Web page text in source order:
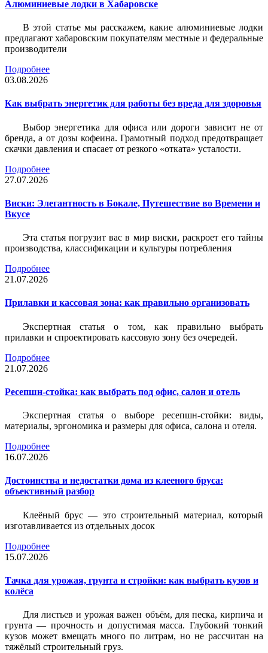
Алюминиевые лодки в Хабаровске
В этой статье мы расскажем, какие алюминиевые лодки
предлагают хабаровским покупателям местные и федеральные
производители
Подробнее
03.08.2026
Как выбрать энергетик для работы без вреда для здоровья
Выбор энергетика для офиса или дороги зависит не от
бренда, а от дозы кофеина. Грамотный подход предотвращает
скачки давления и спасает от резкого «отката» усталости.
Подробнее
27.07.2026
Виски: Элегантность в Бокале, Путешествие во Времени и
Вкусе
Эта статья погрузит вас в мир виски, раскроет его тайны
производства, классификации и культуры потребления
Подробнее
21.07.2026
Прилавки и кассовая зона: как правильно организовать
Экспертная статья о том, как правильно выбрать
прилавки и спроектировать кассовую зону без очередей.
Подробнее
21.07.2026
Ресепшн-стойка: как выбрать под офис, салон и отель
Экспертная статья о выборе ресепшн-стойки: виды,
материалы, эргономика и размеры для офиса, салона и отеля.
Подробнее
16.07.2026
Достоинства и недостатки дома из клееного бруса:
объективный разбор
Клеёный брус — это строительный материал, который
изготавливается из отдельных досок
Подробнее
15.07.2026
Тачка для урожая, грунта и стройки: как выбрать кузов и
колёса
Для листьев и урожая важен объём, для песка, кирпича и
грунта — прочность и допустимая масса. Глубокий тонкий
кузов может вмещать много по литрам, но не рассчитан на
тяжёлый строительный груз.